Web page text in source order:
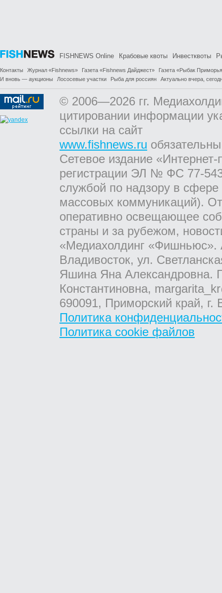
FISHNEWS Online Крабовые квоты Инвестквоты
Контакты Журнал «Fishnews» Газета «Fishnews Дайджест»
Газета «Рыбак
И вновь — аукционы
Лососевые участки Рыба для россиян Актуально вчера,
© 2006—2026 гг.
цитировании информации
ссылки на сайт
www.fishnews.ru
Сетевое издание
регистрации ЭЛ № ФС 77-
службой по надзору в
массовых коммуникаций).
оперативно освещающее
страны и за рубежом,
«Медиахолдинг «Фишньюс».
Владивосток, ул.
Яшина Яна Александровна.
Константиновна,
690091, Приморский край,
Политика
Политика cookie файлов